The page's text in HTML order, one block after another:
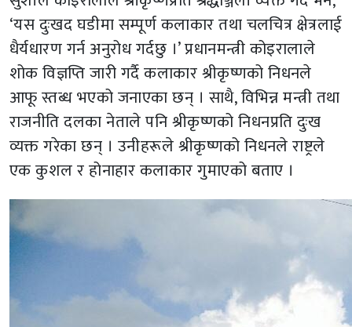
‘यस दुःखद घडीमा सम्पूर्ण कलाकार तथा चलचित्र क्षेत्रलाई
धैर्यधारण गर्न अनुरोध गर्दछु ।’ प्रधानमन्त्री कोइरालाले
शोक विज्ञप्ति जारी गर्दै कलाकार श्रीकृष्णको निधनले
आफू स्तब्ध भएको जनाएका छन् । साथै, विभिन्न मन्त्री तथा
राजनीति दलका नेताले पनि श्रीकृष्णको निधनप्रति दुःख
व्यक्त गरेका छन् । उनीहरूले श्रीकृष्णको निधनले राष्ट्रले
एक कुशल र होनाहार कलाकार गुमाएको बताए ।